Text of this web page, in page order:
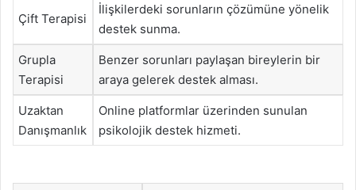
Çift Terapisi
İlişkilerdeki sorunların çözümüne yönelik
destek sunma.
Grupla
Terapisi
Benzer sorunları paylaşan bireylerin bir
araya gelerek destek alması.
Uzaktan
Danışmanlık
Online platformlar üzerinden sunulan
psikolojik destek hizmeti.